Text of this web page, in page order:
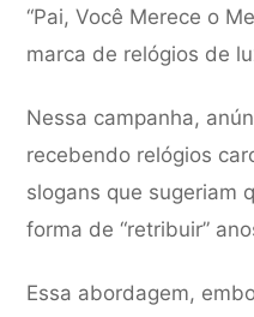
“Pai, Você Merece o
marca de relógios de
Nessa campanha,
recebendo relógios
slogans que sugeriam
forma de “retribuir”
Essa abordagem,